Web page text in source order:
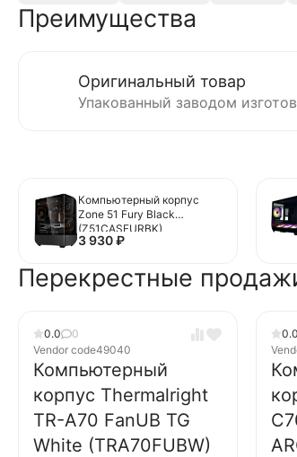
Преимущества
Оригинальный товар
Упакованный заводом
Компьютерный корпус
Zone 51 Fury Black
(Z51CASFURBK)
3 930₽
Перекрестные
0.0
0
Vendor code49040
Компьютерный
корпус Thermalright
TR-A70 FanUB TG
White (TRA70FUBW)
0.0